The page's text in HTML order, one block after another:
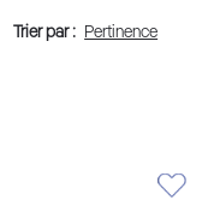
Trier par :